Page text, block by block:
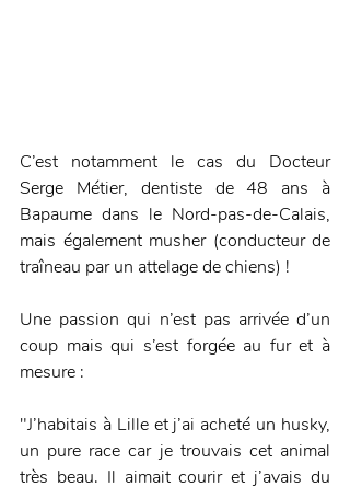
C’est notamment le cas du Docteur
Serge Métier, dentiste de 48 ans à
Bapaume dans le Nord-pas-de-Calais,
mais également musher (conducteur de
traîneau par un attelage de chiens) !
Une passion qui n’est pas arrivée d’un
coup mais qui s’est forgée au fur et à
mesure :
"J’habitais à Lille et j’ai acheté un husky,
un pure race car je trouvais cet animal
très beau. Il aimait courir et j’avais du